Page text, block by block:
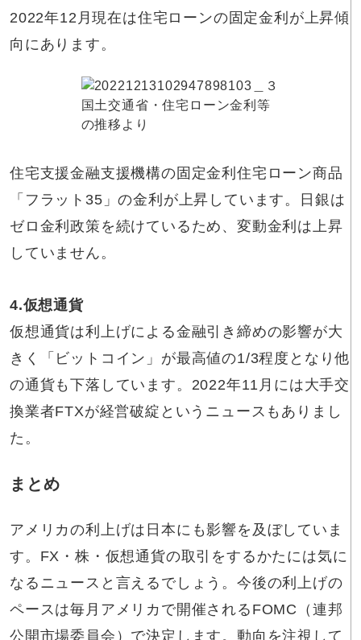
2022年12月現在は住宅ローンの固定金利が上昇傾
向にあります。
国土交通省・住宅ローン金利等
の推移より
住宅支援金融支援機構の固定金利住宅ローン商品
「フラット35」の金利が上昇しています。日銀は
ゼロ金利政策を続けているため、変動金利は上昇
していません。
4.仮想通貨
仮想通貨は利上げによる金融引き締めの影響が大
きく「ビットコイン」が最高値の1/3程度となり他
の通貨も下落しています。2022年11月には大手交
換業者FTXが経営破綻というニュースもありまし
た。
まとめ
アメリカの利上げは日本にも影響を及ぼしていま
す。FX・株・仮想通貨の取引をするかたには気に
なるニュースと言えるでしょう。今後の利上げの
ペースは毎月アメリカで開催されるFOMC（連邦
公開市場委員会）で決定します。動向を注視して